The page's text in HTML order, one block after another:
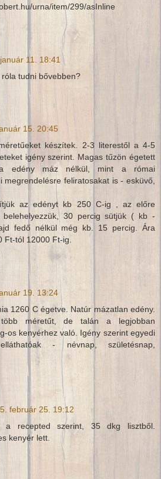
urna/item/299/asInline
11. 18:41
tudni bővebben?
15. 20:45
készítek. 2-3 literestől a 4-5
igény szerint. Magas tűzön égetett
edény máz nélkül, mint a római
megrendelésre feliratosakat is - esküvő,
az edényt kb 250 C-ig , az előre
belehelyezzük, 30 percig sütjük ( kb -
fedő nélkül még kb. 15 percig. Ára
Ft-tól 12000 Ft-ig.
19. 13:24
1260 C égetve. Natúr mázatlan edény.
méretűt, de talán a legjobban
os kenyérhez való. Igény szerint egyedi
- névnap, születésnap,
február 25. 19:12
a recepted szerint, 35 dkg lisztből.
kenyér lett.